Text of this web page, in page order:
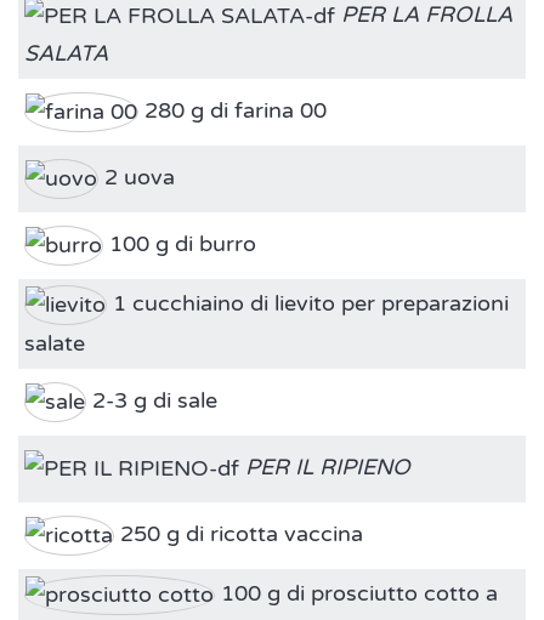
PER LA FROLLA
SALATA
280 g di farina 00
2 uova
100 g di burro
1 cucchiaino di lievito per preparazioni
salate
2-3 g di sale
PER IL RIPIENO
250 g di ricotta vaccina
100 g di prosciutto cotto a